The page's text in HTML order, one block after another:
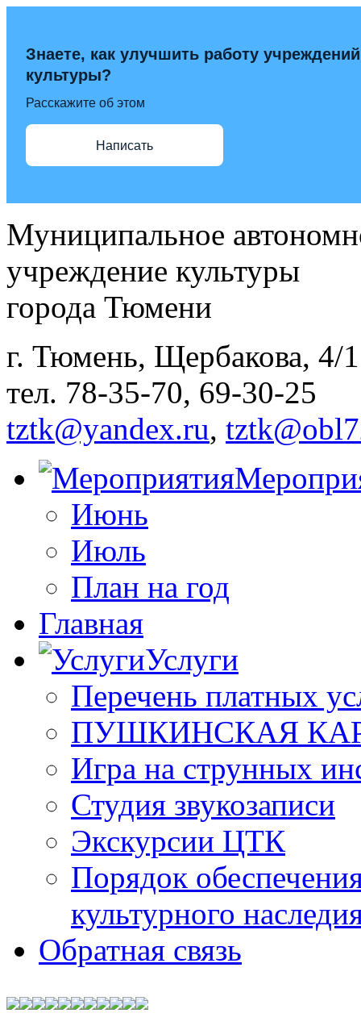
Знаете, как улучшить работу учреждений
культуры?
Расскажите об этом
Написать
Муниципальное
учреждение культуры
города Тюмени
г. Тюмень, Щербакова, 4/
тел. 78-35-70, 69-30-25
tztk@yandex.ru,
Июнь
Июль
План на год
Главная
Услуги
Перечень платных
ПУШКИНСКАЯ
Игра на струнных
Студия звукозаписи
Экскурсии ЦТК
Порядок
культурного
Обратная связь